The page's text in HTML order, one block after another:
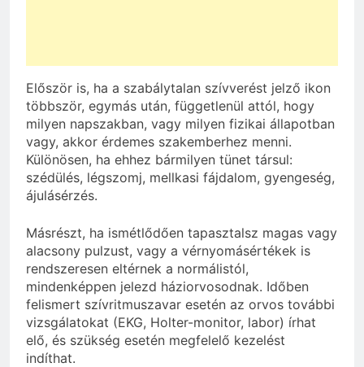
Először is, ha a szabálytalan szívverést jelző ikon
többször, egymás után, függetlenül attól, hogy
milyen napszakban, vagy milyen fizikai állapotban
vagy, akkor érdemes szakemberhez menni.
Különösen, ha ehhez bármilyen tünet társul:
szédülés, légszomj, mellkasi fájdalom, gyengeség,
ájulásérzés.
Másrészt, ha ismétlődően tapasztalsz magas vagy
alacsony pulzust, vagy a vérnyomásértékek is
rendszeresen eltérnek a normálistól,
mindenképpen jelezd háziorvosodnak. Időben
felismert szívritmuszavar esetén az orvos további
vizsgálatokat (EKG, Holter-monitor, labor) írhat
elő, és szükség esetén megfelelő kezelést
indíthat.